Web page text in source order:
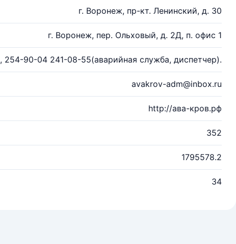
г. Воронеж, пр-кт. Ленинский, д. 30
г. Воронеж, пер. Ольховый, д. 2Д, п. офис 1
90-04 241-08-55(аварийная служба, диспетчер).
avakrov-adm@inbox.ru
http://ава-кров.рф
352
1795578.2
34